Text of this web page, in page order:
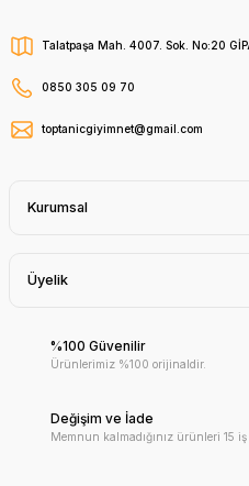
Talatpaşa Mah. 4007. Sok. No:20
0850 305 09 70
toptanicgiyimnet@gmail.com
Kurumsal
Üyelik
%100 Güvenilir
Ürünlerimiz %100 orijinaldir.
Değişim ve İade
Memnun kalmadığınız ürünleri 15